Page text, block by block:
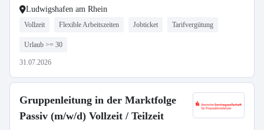
Ludwigshafen am Rhein
Vollzeit Flexible Arbeitszeiten Jobticket Tarifvergütung
Urlaub >= 30
31.07.2026
Gruppenleitung in der Marktfolge
Passiv (m/w/d) Vollzeit / Teilzeit